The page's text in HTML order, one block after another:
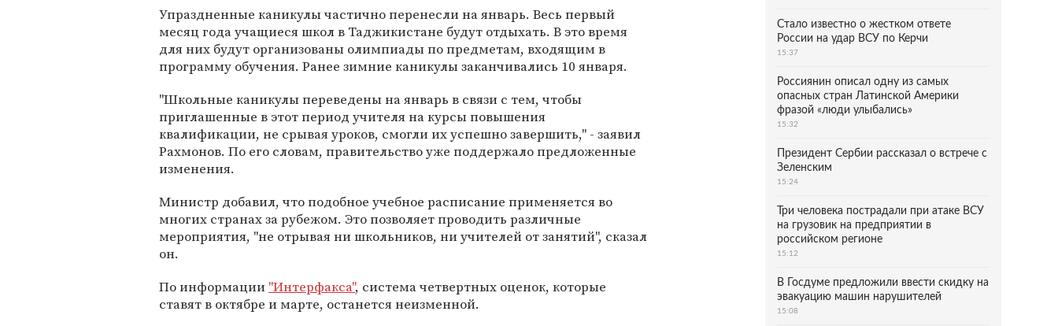
Упраздненные каникулы частично перенесли на январь. Весь первый
месяц года учащиеся школ в Таджикистане будут отдыхать. В это время
для них будут организованы олимпиады по предметам, входящим в
программу обучения. Ранее зимние каникулы заканчивались 10 января.
"Школьные каникулы переведены на январь в связи с тем, чтобы
приглашенные в этот период учителя на курсы повышения
квалификации, не срывая уроков, смогли их успешно завершить," - заявил
Рахмонов. По его словам, правительство уже поддержало предложенные
изменения.
Министр добавил, что подобное учебное расписание применяется во
многих странах за рубежом. Это позволяет проводить различные
мероприятия, "не отрывая ни школьников, ни учителей от занятий", сказал
он.
По информации "Интерфакса", система четвертных оценок, которые
ставят в октябре и марте, останется неизменной.
Стало известно о жестком ответе
России на удар ВСУ по Керчи
15:37
Россиянин описал одну из самых
опасных стран Латинской Америки
фразой «люди улыбались»
15:32
Президент Сербии рассказал о встрече с
Зеленским
15:24
Три человека пострадали при атаке ВСУ
на грузовик на предприятии в
российском регионе
15:12
В Госдуме предложили ввести скидку на
эвакуацию машин нарушителей
15:08